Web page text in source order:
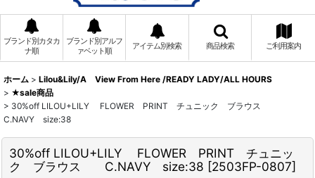
ブランド別カタカ
ナ順
ブランド別アルフ
ァベット順
アイテム別検索 商品検索 ご利用案内
ホーム > Lilou&Lily/A View From Here /READY LADY/ALL HOURS
> ★sale商品
> 30%off LILOU+LILY FLOWER PRINT チュニック ブラウス
C.NAVY size:38
30%off LILOU+LILY FLOWER PRINT チュニッ
ク ブラウス C.NAVY size:38 [2503FP-0807]